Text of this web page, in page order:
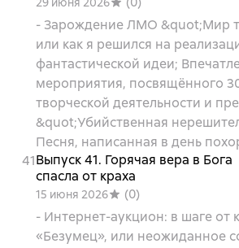
- Зарождение ЛМО &quot;Мир
или как я решился на
фантастической идеи;
мероприятия, посвящённого
творческой деятельности и
&quot;Убийственная
Песня, написанная в день
41Выпуск 41. Горячая вера в Бога
спасла от краха
15 июня 2026
(0)
- Интернет-аукцион: в шаге от
«Безумец», или неожиданное